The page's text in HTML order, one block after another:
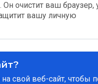
очистит ваш браузер,
вашу личную
свой веб-сайт, чтобы